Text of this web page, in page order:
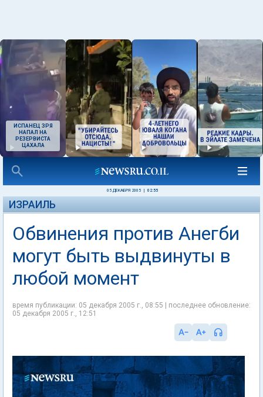
ИСПАНЕЦ ЗРЯ
НАПАЛ НА
РЕЗЕРВИСТА
ЦАХАЛА
05 ДЕКАБРЯ 2005 02:55
ИЗРАИЛЬ
Обвинения против Анегби
могут быть выдвинуты в
любой момент
время публикации: 05 декабря 2005 г., 08:55 | последнее обновление:
05 декабря 2005 г., 12:51